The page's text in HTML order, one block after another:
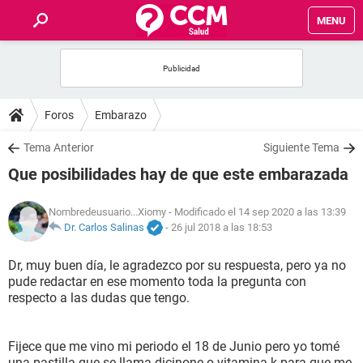
MENU
FOROS
SALUD
FAMILIA
NUTRICIÓN
BIENESTAR
GLOSARIO
Foros Embarazo
Tema Anterior Siguiente Tema
Que posibilidades hay de que este embarazada
Nombredeusuario...Xiomy - Modificado el 14 sep 2020 a las 13:39
Dr. Carlos Salinas
- 26 jul 2018 a las 18:53
Dr, muy buen día, le agradezco por su respuesta, pero ya no
pude redactar en ese momento toda la pregunta con
respecto a las dudas que tengo.
Fijece que me vino mi periodo el 18 de Junio pero yo tomé